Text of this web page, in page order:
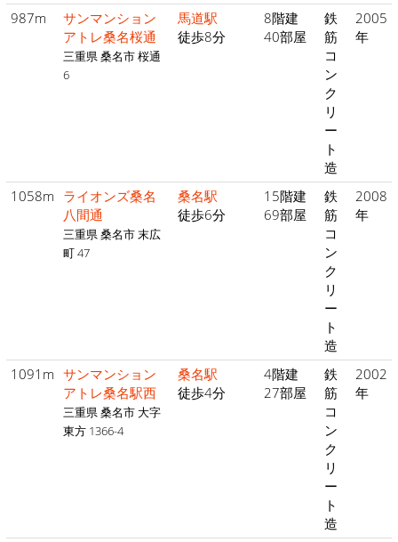
987m
サンマンション
アトレ桑名桜通
三重県 桑名市 桜通
6
馬道駅
徒歩8分
8階建
40部屋
鉄
筋
コ
ン
ク
リ
ー
ト
造
2005
年
1058m ライオンズ桑名
八間通
三重県 桑名市 末広
町 47
桑名駅
徒歩6分
15階建
69部屋
鉄
筋
コ
ン
ク
リ
ー
ト
造
2008
年
1091m サンマンション
アトレ桑名駅西
三重県 桑名市 大字
東方 1366-4
桑名駅
徒歩4分
4階建
27部屋
鉄
筋
コ
ン
ク
リ
ー
ト
造
2002
年